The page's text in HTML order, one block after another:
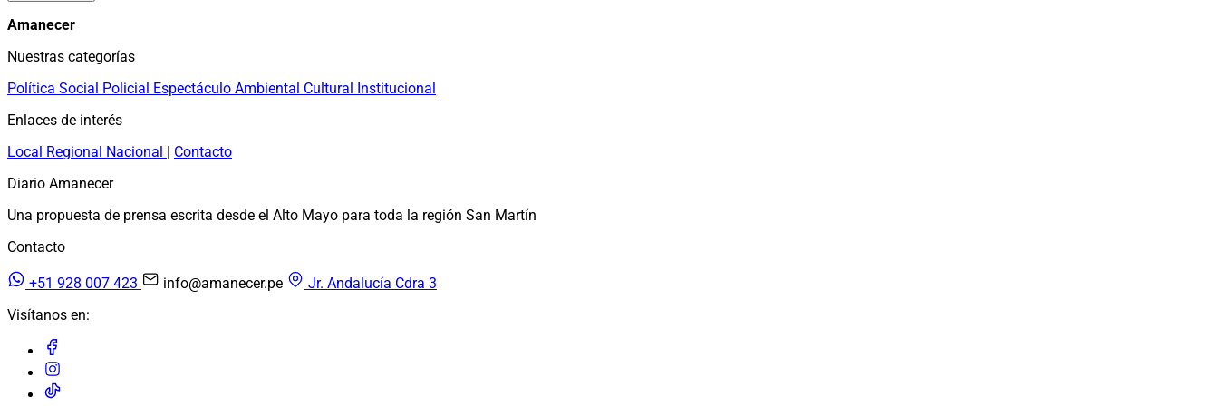
Amanecer
Nuestras categorías
Política Social Policial Espectáculo Ambiental Cultural Institucional
Enlaces de interés
Local Regional Nacional | Contacto
Diario Amanecer
Una propuesta de prensa escrita desde el Alto Mayo para toda la región San Martín
Contacto
+51 928 007 423 info@amanecer.pe
Jr. Andalucía Cdra 3
Visítanos en: